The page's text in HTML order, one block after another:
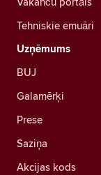
Tehniskie emuāri
Uzņēmums
BUJ
Galamērķi
Prese
Saziņa
Akcijas kods